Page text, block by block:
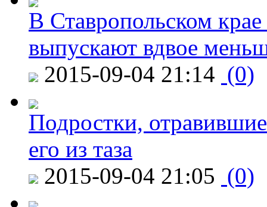
В Ставропольском
выпускают вдвое
2015-09-04 21:14 (0)
Подростки,
его из таза
2015-09-04 21:05 (0)